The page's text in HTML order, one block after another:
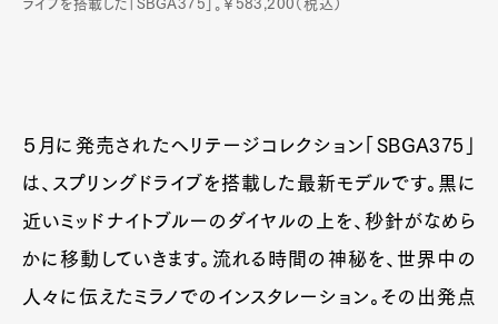
ライブを搭載した「SBGA375」。￥583,200（税込）
５月に発売されたヘリテージコレクション「SBGA375」
は、スプリングドライブを搭載した最新モデルです。黒に
近いミッドナイトブルーのダイヤルの上を、秒針がなめら
かに移動していきます。流れる時間の神秘を、世界中の
人々に伝えたミラノでのインスタレーション。その出発点